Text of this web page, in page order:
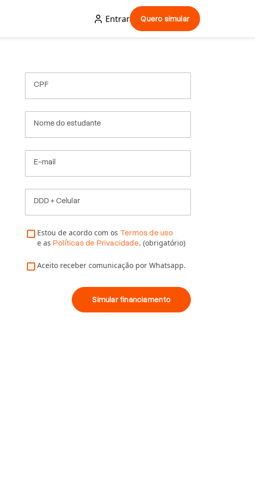
Entrar Quero simular
CPF
Nome do estudante
E-mail
DDD + Celular
Estou de acordo com os Termos de uso
e as Políticas de Privacidade. (obrigatório)
Aceito receber comunicação por Whatsapp.
Simular financiamento